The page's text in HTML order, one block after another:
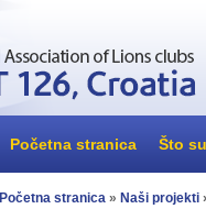
Početna stranica Što
Početna stranica » Naši projekti